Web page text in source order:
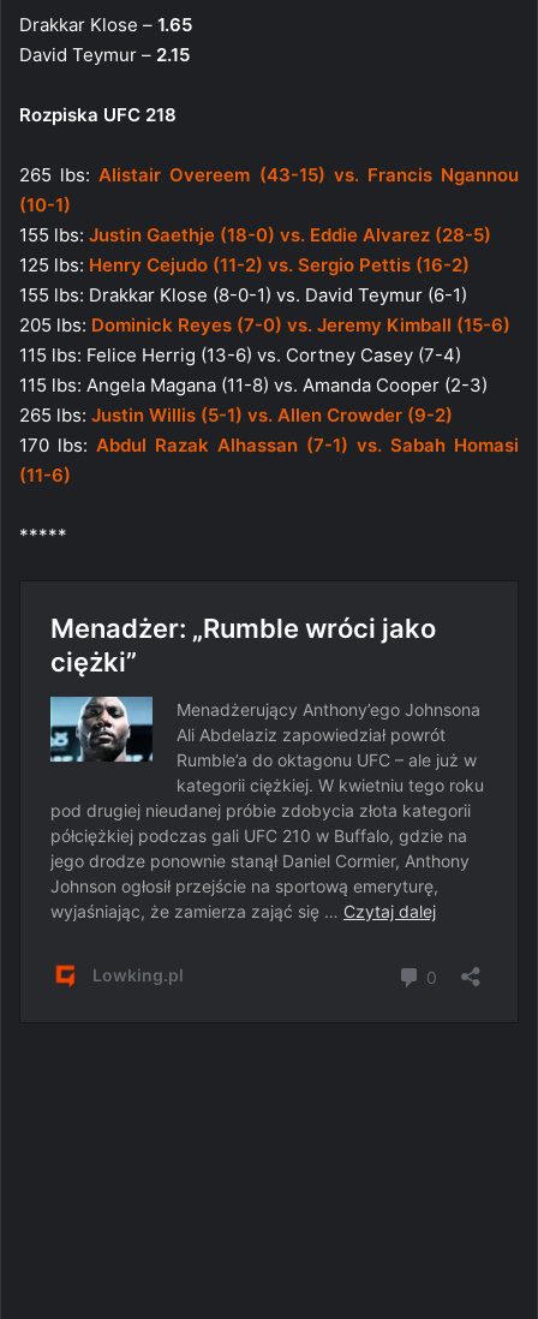
Drakkar Klose – 1.65
David Teymur – 2.15
Rozpiska UFC 218
265 lbs:Alistair Overeem (43-15) vs. Francis Ngannou
(10-1)
155 lbs: Justin Gaethje (18-0) vs. Eddie Alvarez (28-5)
125 lbs: Henry Cejudo (11-2) vs. Sergio Pettis (16-2)
155 lbs: Drakkar Klose (8-0-1) vs. David Teymur (6-1)
205 lbs: Dominick Reyes (7-0) vs. Jeremy Kimball (15-6)
115 lbs: Felice Herrig (13-6) vs. Cortney Casey (7-4)
115 lbs: Angela Magana (11-8) vs. Amanda Cooper (2-3)
265 lbs: Justin Willis (5-1) vs. Allen Crowder (9-2)
170 lbs: Abdul Razak Alhassan (7-1) vs. Sabah Homasi
(11-6)
*****